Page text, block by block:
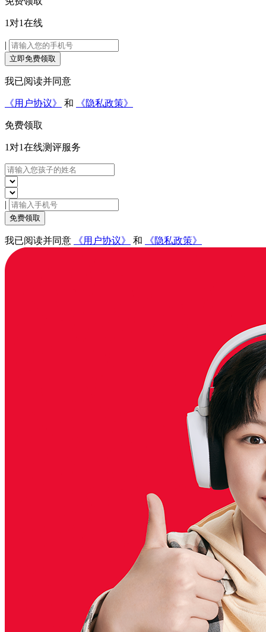
1对1在线
|
立即免费领取
我已阅读并同意
《用户协议》 和 《隐私政策》
免费领取
1对1在线测评服务
|
免费领取
我已阅读并同意 《用户协议》 和 《隐私政策》